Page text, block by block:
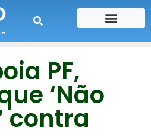
PF,
‘Não
contra